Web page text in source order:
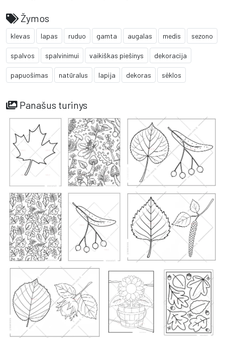
Žymos
klevas lapas ruduo gamta augalas medis sezono
spalvos spalvinimui vaikiškas piešinys dekoracija
papuošimas natūralus lapija dekoras sėklos
Panašus turinys